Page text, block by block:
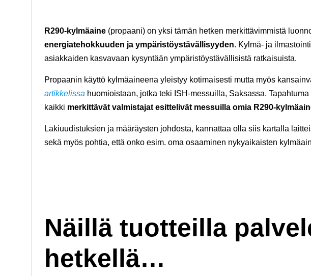
R290-kylmäaine (propaani) on yksi tämän hetken merkittävimmistä
energiatehokkuuden ja ympäristöystävällisyyden. Kylmä- ja
asiakkaiden kasvavaan kysyntään ympäristöystävällisistä ratkaisuista.
Propaanin käyttö kylmäaineena yleistyy kotimaisesti mutta myös
artikkelissa huomioistaan, jotka teki ISH-messuilla, Saksassa.
kaikki merkittävät valmistajat esittelivät messuilla omia R290-
Lakiuudistuksien ja määräysten johdosta, kannattaa olla siis kartalla
sekä myös pohtia, että onko esim. oma osaaminen nykyaikaisten
Näillä tuotteilla
hetkellä…